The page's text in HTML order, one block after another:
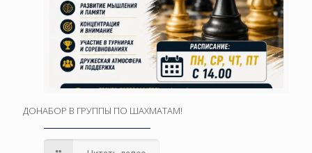
ДОНАБОР В ГРУППЫ ПО ШАХМАТАМ!